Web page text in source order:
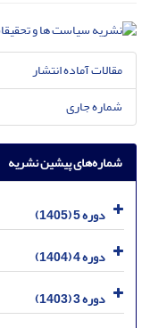
مقالات آماده انتشار
شماره جاری
شماره‌های پیشین نشریه
دوره 5 (1405)
دوره 4 (1404)
دوره 3 (1403)